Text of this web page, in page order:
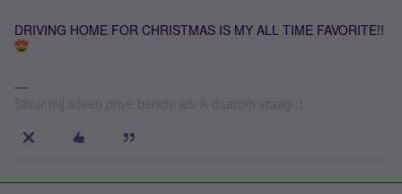
DRIVING HOME FOR CHRISTMAS IS MY ALL TIME FAVORITE!!